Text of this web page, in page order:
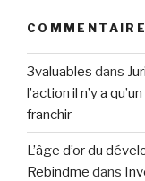
3valuables dans
l’action il n’y a
franchir
L’âge d’or du
Rebindme dans